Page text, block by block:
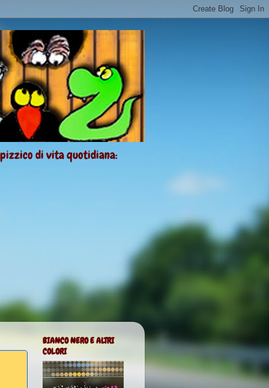
pizzico di vita quotidiana:
BIANCO NERO E ALTRI
COLORI